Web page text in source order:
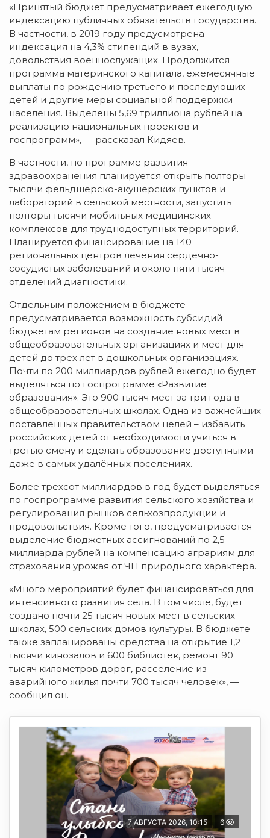
«Принятый бюджет предусматривает ежегодную
индексацию публичных обязательств государства.
В частности, в 2019 году предусмотрена
индексация на 4,3% стипендий в вузах,
довольствия военнослужащих. Продолжится
программа материнского капитала, ежемесячные
выплаты по рождению третьего и последующих
детей и другие меры социальной поддержки
населения. Выделены 5,69 триллиона рублей на
реализацию национальных проектов и
госпрограмм», — рассказал Кидяев.
В частности, по программе развития
здравоохранения планируется открыть полторы
тысячи фельдшерско-акушерских пунктов и
лабораторий в сельской местности, запустить
полторы тысячи мобильных медицинских
комплексов для труднодоступных территорий.
Планируется финансирование на 140
региональных центров лечения сердечно-
сосудистых заболеваний и около пяти тысяч
отделений диагностики.
Отдельным положением в бюджете
предусматривается возможность субсидий
бюджетам регионов на создание новых мест в
общеобразовательных организациях и мест для
детей до трех лет в дошкольных организациях.
Почти по 200 миллиардов рублей ежегодно будет
выделяться по госпрограмме «Развитие
образования». Это 900 тысяч мест за три года в
общеобразовательных школах. Одна из важнейших
поставленных правительством целей – избавить
российских детей от необходимости учиться в
третью смену и сделать образование доступными
даже в самых удалённых поселениях.
Более трехсот миллиардов в год будет выделяться
по госпрограмме развития сельского хозяйства и
регулирования рынков сельхозпродукции и
продовольствия. Кроме того, предусматривается
выделение бюджетных ассигнований по 2,5
миллиарда рублей на компенсацию аграриям для
страхования урожая от ЧП природного характера.
«Много мероприятий будет финансироваться для
интенсивного развития села. В том числе, будет
создано почти 25 тысяч новых мест в сельских
школах, 500 сельских домов культуры. В бюджете
также запланированы средства на открытие 1,2
тысячи кинозалов и 600 библиотек, ремонт 90
тысяч километров дорог, расселение из
аварийного жилья почти 700 тысяч человек», —
сообщил он.
7 АВГУСТА 2026, 10:15 6